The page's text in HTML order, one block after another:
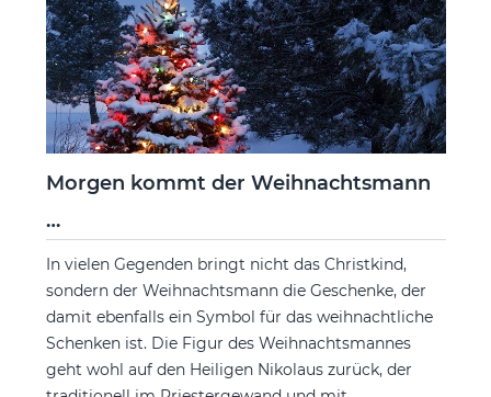
Morgen kommt der Weihnachtsmann
…
In vielen Gegenden bringt nicht das Christkind,
sondern der Weihnachtsmann die Geschenke, der
damit ebenfalls ein Symbol für das weihnachtliche
Schenken ist. Die Figur des Weihnachtsmannes
geht wohl auf den Heiligen Nikolaus zurück, der